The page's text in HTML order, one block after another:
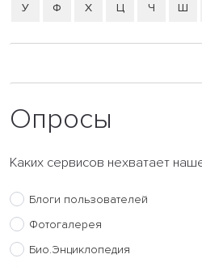
У Ф Х Ц Ч Ш
Опросы
Каких сервисов нехватает
Блоги пользователей
Фотогалерея
Био.Энциклопедия